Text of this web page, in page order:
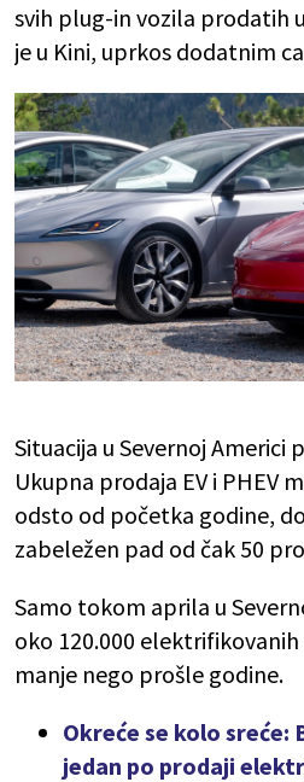
svih plug-in vozila prodatih
je u Kini, uprkos dodatnim
Situacija u Severnoj Americi
Ukupna prodaja EV i PHEV
odsto od početka godine,
zabeležen pad od čak 50
Samo tokom aprila u
oko 120.000
manje nego prošle godine.
Okreće se kolo sreće:
jedan po prodaji